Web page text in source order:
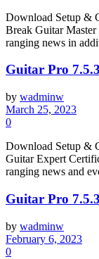
Download Setup &
Break Guitar
ranging news in
Guitar Pro
by wadminw
March 25, 2023
0
Download Setup &
Guitar Expert
ranging news and
Guitar Pro
by wadminw
February 6, 2023
0